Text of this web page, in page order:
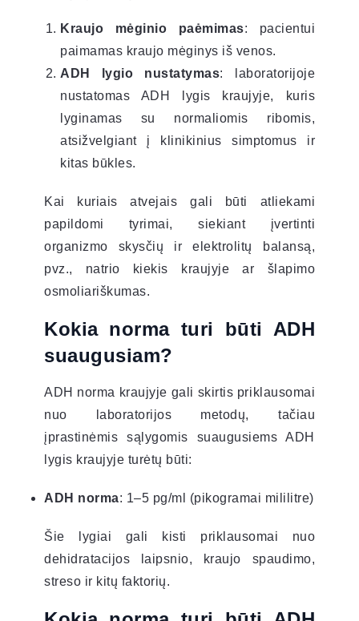
Kraujo mėginio paėmimas: pacientui
paimamas kraujo mėginys iš venos.
ADH lygio nustatymas: laboratorijoje
nustatomas ADH lygis kraujyje, kuris
lyginamas su normaliomis ribomis,
atsižvelgiant į klinikinius simptomus ir
kitas būkles.
Kai kuriais atvejais gali būti atliekami
papildomi tyrimai, siekiant įvertinti
organizmo skysčių ir elektrolitų balansą,
pvz., natrio kiekis kraujyje ar šlapimo
osmoliariškumas.
Kokia norma turi būti ADH
suaugusiam?
ADH norma kraujyje gali skirtis priklausomai
nuo laboratorijos metodų, tačiau
įprastinėmis sąlygomis suaugusiems ADH
lygis kraujyje turėtų būti:
ADH norma: 1–5 pg/ml (pikogramai mililitre)
Šie lygiai gali kisti priklausomai nuo
dehidratacijos laipsnio, kraujo spaudimo,
streso ir kitų faktorių.